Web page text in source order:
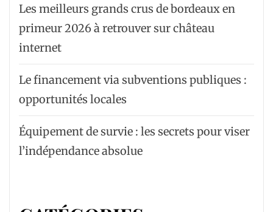
Les meilleurs grands crus de bordeaux en
primeur 2026 à retrouver sur château
internet
Le financement via subventions publiques :
opportunités locales
Équipement de survie : les secrets pour viser
l’indépendance absolue